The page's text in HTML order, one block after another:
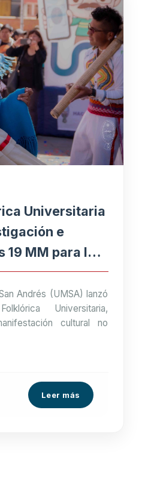
Universitaria
e
19 MM para la
Andrés (UMSA) lanzó
Universitaria,
cultural no
Leer más